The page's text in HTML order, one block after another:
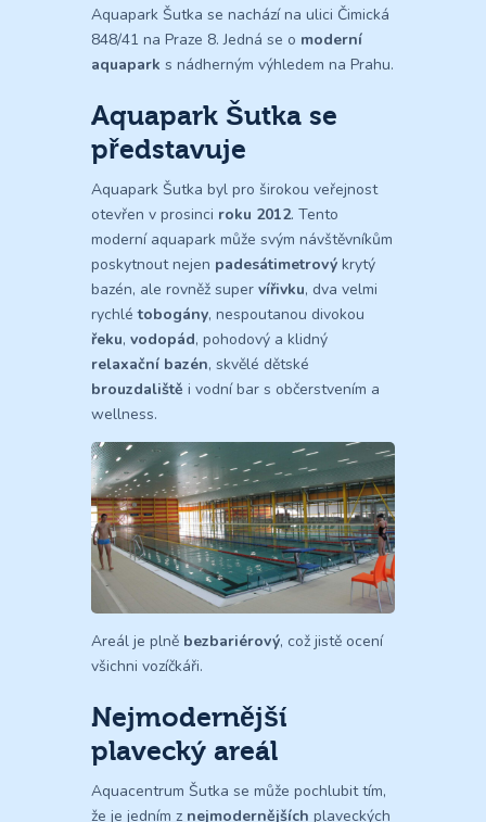
Aquapark Šutka se nachází na ulici Čimická
848/41 na Praze 8. Jedná se o moderní
aquapark s nádherným výhledem na Prahu.
Aquapark Šutka se
představuje
Aquapark Šutka byl pro širokou veřejnost
otevřen v prosinci roku 2012. Tento
moderní aquapark může svým návštěvníkům
poskytnout nejen padesátimetrový krytý
bazén, ale rovněž super vířivku, dva velmi
rychlétobogány, nespoutanou divokou
řeku, vodopád, pohodový a klidný
relaxační bazén, skvělé dětské
brouzdaliště i vodní bar s občerstvením a
wellness.
Areál je plně bezbariérový, což jistě ocení
všichni vozíčkáři.
Nejmodernější
plavecký areál
Aquacentrum Šutka se může pochlubit tím,
že je jedním z nejmodernějších plaveckých